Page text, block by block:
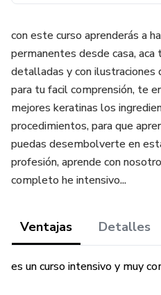
con este curso aprenderás a
permanentes desde casa,
detalladas y con
para tu facil comprensión, te
mejores keratinas los
procedimientos, para que
puedas desembolverte en
profesión, aprende con
completo he intensivo...
Ventajas Detalles
es un curso intensivo y muy